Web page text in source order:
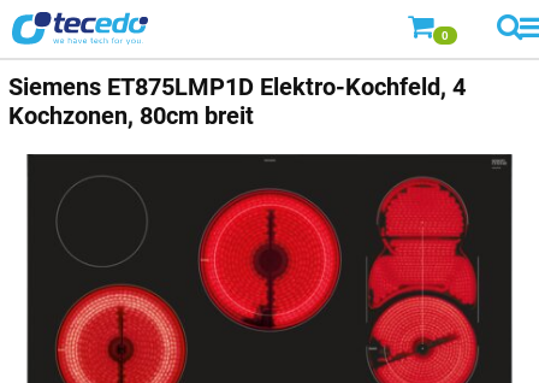
0
Siemens ET875LMP1D Elektro-Kochfeld, 4
Kochzonen, 80cm breit